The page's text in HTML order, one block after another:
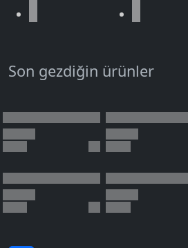
Son gezdiğin ürünler